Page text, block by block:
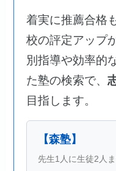
着実に推薦合格
校の評定アップ
別指導や効率的
た塾の検索で、
目指します。
【森塾】
先生1人に生徒2人